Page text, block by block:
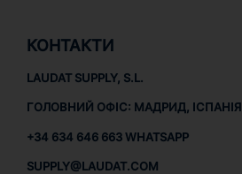
КОНТАКТИ
LAUDAT SUPPLY, S.L.
ГОЛОВНИЙ ОФІС: МАДРИД, ІСПАНІЯ
+34 634 646 663 WHATSAPP
SUPPLY@LAUDAT.COM